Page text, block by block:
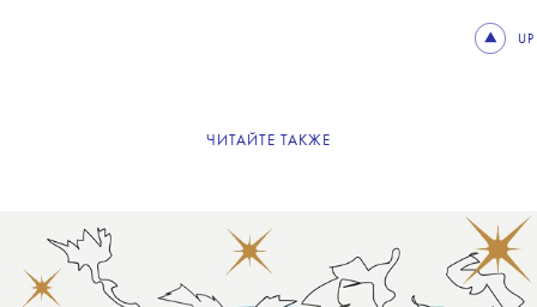
UP
ЧИТАЙТЕ ТАКЖЕ